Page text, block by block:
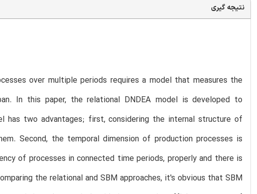
نتیجه گیری
over multiple periods requires a model that measures the
In this paper, the relational DNDEA model is developed to
two advantages; first, considering the internal structure of
Second, the temporal dimension of production processes is
of processes in connected time periods, properly and there is
the relational and SBM approaches, it's obvious that SBM